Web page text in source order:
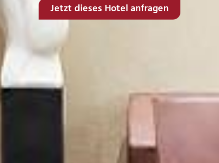
Jetzt dieses Hotel anfragen